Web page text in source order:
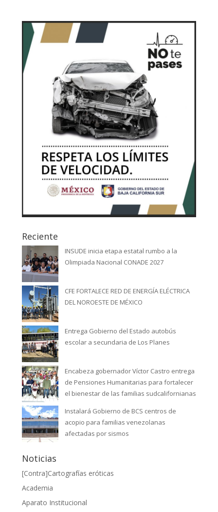
Reciente
INSUDE inicia etapa estatal rumbo a la
Olimpiada Nacional CONADE 2027
CFE FORTALECE RED DE ENERGÍA ELÉCTRICA
DEL NOROESTE DE MÉXICO
Entrega Gobierno del Estado autobús
escolar a secundaria de Los Planes
Encabeza gobernador Víctor Castro entrega
de Pensiones Humanitarias para fortalecer
el bienestar de las familias sudcalifornianas
Instalará Gobierno de BCS centros de
acopio para familias venezolanas
afectadas por sismos
Noticias
[Contra]Cartografías eróticas
Academia
Aparato Institucional